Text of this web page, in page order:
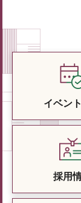
イベン
採用